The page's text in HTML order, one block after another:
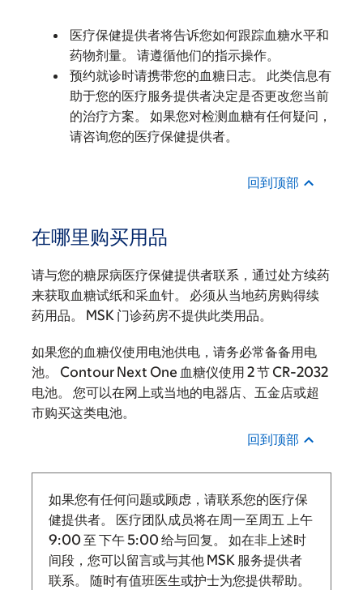
医疗保健提供者将告诉您如何跟踪血糖水平和
药物剂量。 请遵循他们的指示操作。
预约就诊时请携带您的血糖日志。 此类信息有
助于您的医疗服务提供者决定是否更改您当前
的治疗方案。 如果您对检测血糖有任何疑问，
请咨询您的医疗保健提供者。
回到顶部
在哪里购买用品
请与您的糖尿病医疗保健提供者联系，通过处方续药
来获取血糖试纸和采血针。 必须从当地药房购得续
药用品。 MSK 门诊药房不提供此类用品。
如果您的血糖仪使用电池供电，请务必常备备用电
池。 Contour Next One 血糖仪使用 2 节 CR-2032
电池。 您可以在网上或当地的电器店、五金店或超
市购买这类电池。
回到顶部
如果您有任何问题或顾虑，请联系您的医疗保
健提供者。 医疗团队成员将在周一至周五 上午
9:00 至 下午 5:00 给与回复。
如在非上述时
间段，您可以留言或与其他 MSK 服务提供者
联系。 随时有值班医生或护士为您提供帮助。